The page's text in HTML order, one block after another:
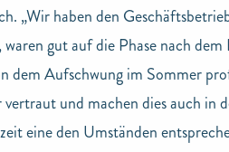
„Wir haben den
gut auf die Phase nach
dem Aufschwung im Sommer
und machen dies auch in
eine den Umständen